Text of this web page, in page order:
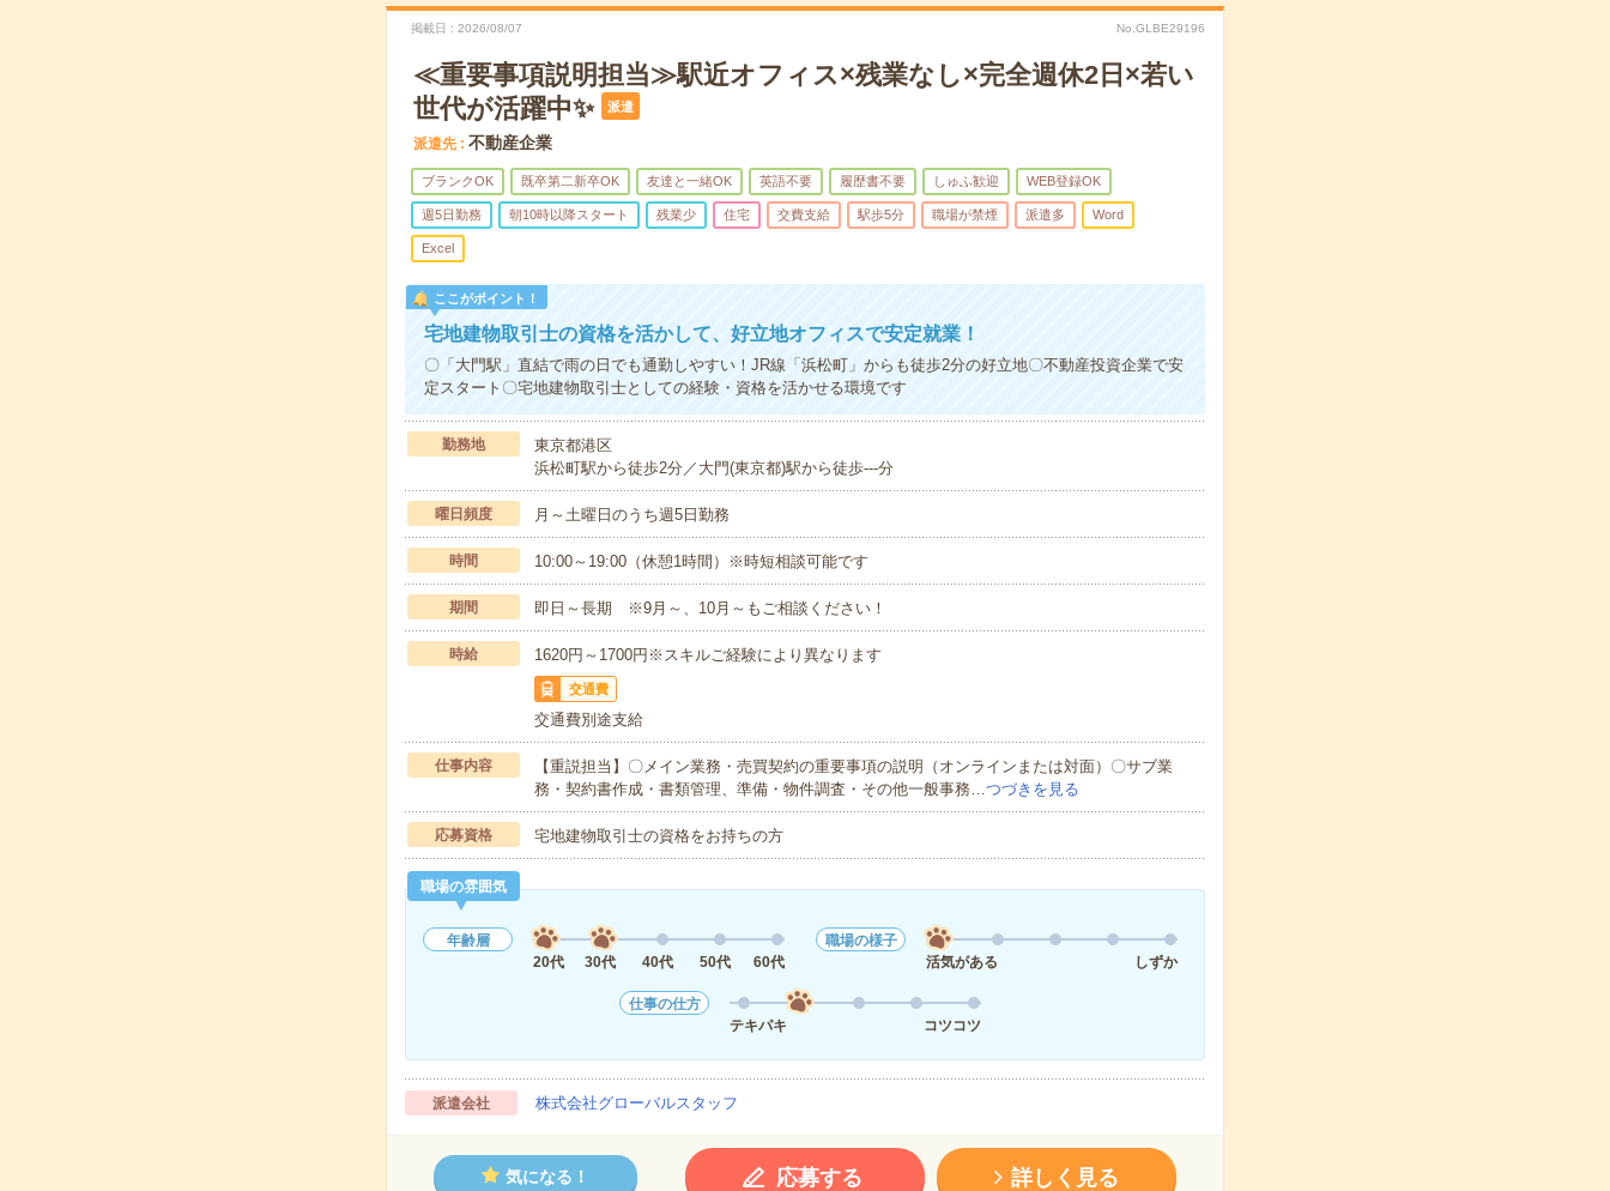
掲載日 2026/08/07 No.GLBE29196
≪重要事項説明担当≫駅近オフィス×残業なし×完全週休2日×若い
世代が活躍中✨
派遣
派遣先 不動産企業
ブランクOK 既卒第二新卒OK 友達と一緒OK 英語不要 履歴書不要 しゅふ歓迎 WEB登録OK
週5日勤務 朝10時以降スタート 残業少 住宅 交費支給 駅歩5分 職場が禁煙 派遣多 Word
Excel
ここがポイント！
宅地建物取引士の資格を活かして、好立地オフィスで安定就業！
〇「大門駅」直結で雨の日でも通勤しやすい！JR線「浜松町」からも徒歩2分の好立地〇不動産投資企業で安
定スタート〇宅地建物取引士としての経験・資格を活かせる環境です
勤務地
東京都港区
浜松町駅から徒歩2分／大門(東京都)駅から徒歩---分
曜日頻度 月～土曜日のうち週5日勤務
時間 10:00～19:00（休憩1時間）※時短相談可能です
期間 即日～長期 ※9月～、10月～もご相談ください！
時給 1620円～1700円※スキルご経験により異なります
交通費
交通費別途支給
仕事内容
【重説担当】〇メイン業務・売買契約の重要事項の説明（オンラインまたは対面）〇サブ業
務・契約書作成・書類管理、準備・物件調査・その他一般事務…つづきを見る
応募資格 宅地建物取引士の資格をお持ちの方
職場の雰囲気
年齢層
20代
30代 40代 50代 60代
職場の様子
活気がある
しずか
仕事の仕方
テキパキ
コツコツ
派遣会社 株式会社グローバルスタッフ
気になる！ 応募する 詳しく見る